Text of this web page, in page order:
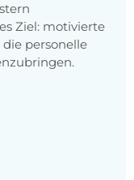
Ziel: motivierte
personelle